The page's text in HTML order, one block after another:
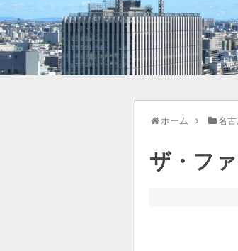
ホーム 名
ザ・フ